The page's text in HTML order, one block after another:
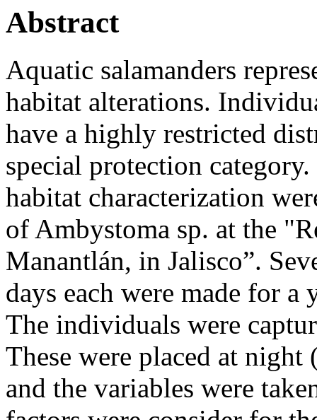
Abstract
Aquatic salamanders
habitat alterations.
have a highly restricted
special protection
habitat characterization
of Ambystoma sp. at the
Manantlán, in Jalisco”.
days each were made for a
The individuals were
These were placed at
and the variables were